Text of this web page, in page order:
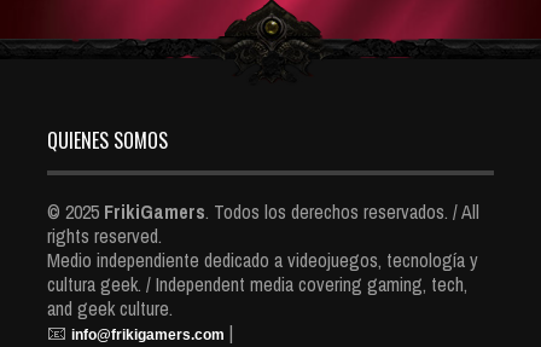
QUIENES SOMOS
© 2025 FrikiGamers. Todos los derechos reservados. / All
rights reserved.
Medio independiente dedicado a videojuegos, tecnología y
cultura geek. / Independent media covering gaming, tech,
and geek culture.
📧 info@frikigamers.com |